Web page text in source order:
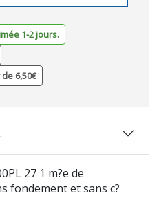
1-2 jours.
6,50€
27 1 m?e de
fondement et sans c?